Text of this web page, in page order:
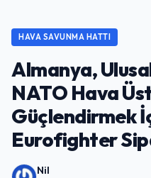
HAVA SAVUNMA HATTI
Almanya,
NATO Hava
Güçlendirmek
Eurofighter
Nil